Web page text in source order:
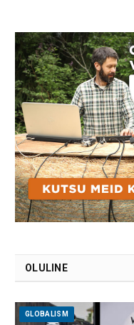
OLULINE
GLOBALISM